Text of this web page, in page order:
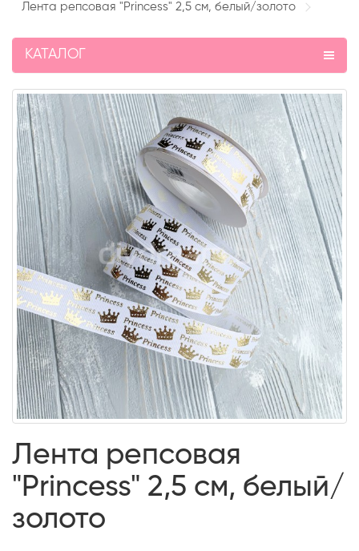
Лента репсовая "Princess" 2,5 см, белый/золото
КАТАЛОГ
Лента репсовая
"Princess" 2,5 см, белый/
золото